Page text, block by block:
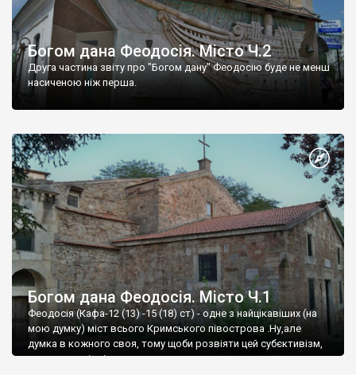
Богом дана Феодосія. Місто Ч.2
Друга частина звіту про "Богом дану" Феодосію буде не менш
насиченою ніж перша.
Богом дана Феодосія. Місто Ч.1
Феодосія (Кафа-12 (13) -15 (18) ст) - одне з найцікавіших (на
мою думку) міст всього Кримського півострова .Ну,але
думка в кожного своя, тому щоби розвіяти цей субєктивізм,
запрошую відвідати це